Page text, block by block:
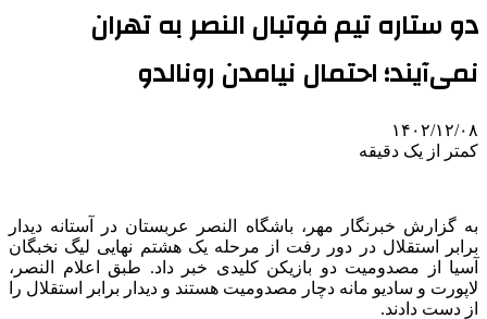
دو ستاره تیم فوتبال النصر به تهران
نمی‌آیند؛ احتمال نیامدن رونالدو
۱۴۰۲/۱۲/۰۸
کمتر از یک دقیقه
به گزارش خبرنگار مهر، باشگاه النصر عربستان در آستانه دیدار
برابر استقلال در دور رفت از مرحله یک هشتم نهایی لیگ نخبگان
آسیا از مصدومیت دو بازیکن کلیدی خبر داد. طبق اعلام النصر،
لاپورت و سادیو مانه دچار مصدومیت هستند و دیدار برابر استقلال را
از دست دادند.